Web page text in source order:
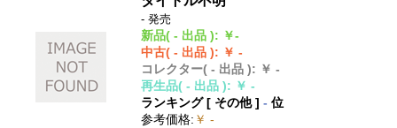
- 発売
新品( - 出品 ): ￥-
中古( - 出品 ): ￥ -
コレクター( - 出品 ): ￥ -
再生品( - 出品 ): ￥ -
ランキング [ その他]- 位
参考価格: ￥ -